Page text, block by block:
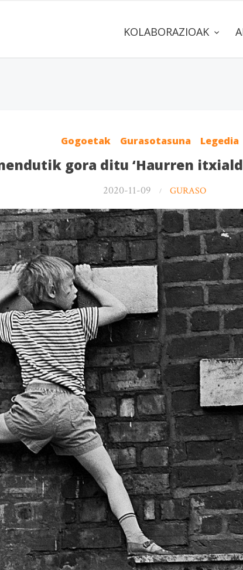
KOLABORAZIOAK
Gogoetak Gurasotasuna Legedia
gora ditu ‘Haurren
2020-11-09 GURASO